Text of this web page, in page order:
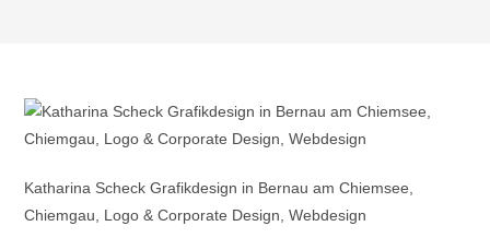
Katharina Scheck Grafikdesign in Bernau am Chiemsee,
Chiemgau, Logo & Corporate Design, Webdesign